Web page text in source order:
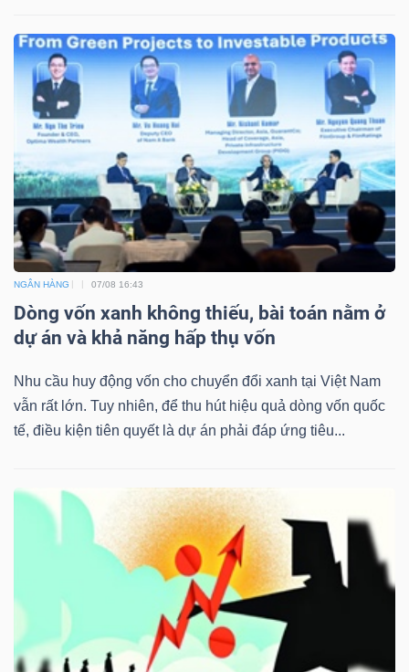
NGÂN HÀNG 07/08 16:43
Dòng vốn xanh không thiếu, bài toán nằm ở
dự án và khả năng hấp thụ vốn
Nhu cầu huy động vốn cho chuyển đổi xanh tại Việt Nam
vẫn rất lớn. Tuy nhiên, để thu hút hiệu quả dòng vốn quốc
tế, điều kiện tiên quyết là dự án phải đáp ứng tiêu...
Tin
tức
(-)
Bài
viết
của
tác
giả
(-)
Báo
cáo
phân
Thuật
Dịch